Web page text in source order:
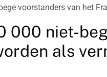
voorstanders van het
000 niet-
als